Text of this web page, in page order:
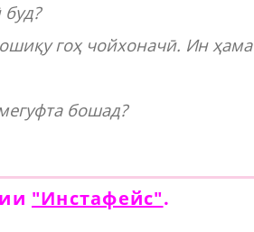
гоҳ чойхоначӣ. Ин ҳама
бошад?
"Инстафейс".